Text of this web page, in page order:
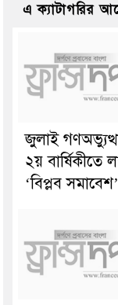
এ ক্যাটাগরির
জুলাই
২য় বার্ষিকীতে
‘বিপ্লব সমাবেশ’